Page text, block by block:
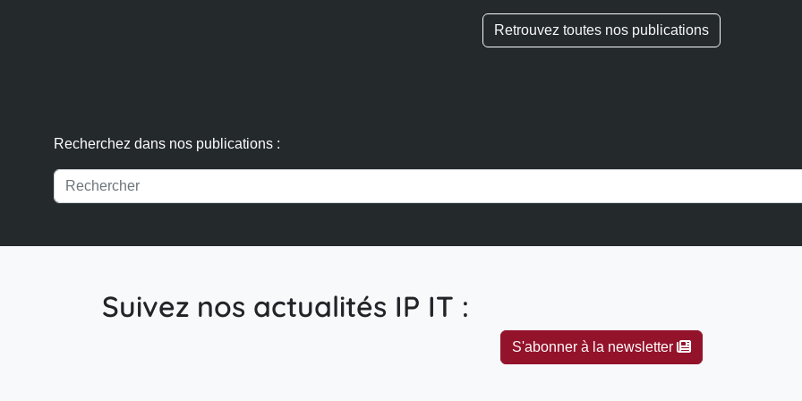
Retrouvez toutes nos publications
Recherchez dans nos publications :
Suivez nos actualités IP IT :
S'abonner à la newsletter